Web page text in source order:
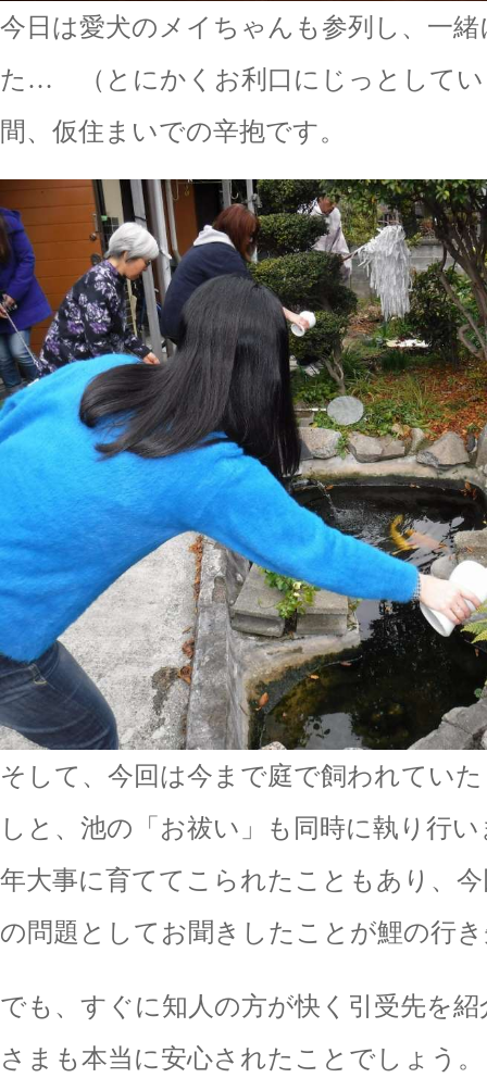
今日は愛犬のメイちゃんも参列し、一
た… （とにかくお利口にじっとしてい
間、仮住まいでの辛抱です。
そして、今回は今まで庭で飼われてい
しと、池の「お祓い」も同時に執り行
年大事に育ててこられたこともあり、
の問題としてお聞きしたことが鯉の行
でも、すぐに知人の方が快く引受先を
さまも本当に安心されたことでしょう。